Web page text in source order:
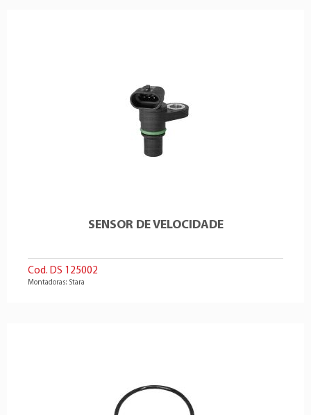
SENSOR DE VELOCIDADE
Cod. DS 125002
Montadoras: Stara